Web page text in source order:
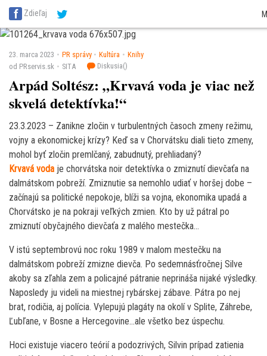
SITA Energetika
SITA Reality
SITA Školstvo
Zdieľaj
23. marca 2023 PR správy Kultúra
Knihy
od PRservis.sk
SITA Diskusia()
Arpád Soltész: „Krvavá voda je viac než
skvelá detektívka!“
23.3.2023 – Zanikne zločin v turbulentných časoch zmeny režimu,
vojny a ekonomickej krízy? Keď sa v Chorvátsku diali tieto zmeny,
mohol byť zločin premlčaný, zabudnutý, prehliadaný?
Krvavá voda je chorvátska noir detektívka o zmiznutí dievčaťa na
dalmátskom pobreží. Zmiznutie sa nemohlo udiať v horšej dobe –
začínajú sa politické nepokoje, blíži sa vojna, ekonomika upadá a
Chorvátsko je na pokraji veľkých zmien. Kto by už pátral po
zmiznutí obyčajného dievčaťa z malého mestečka…
V istú septembrovú noc roku 1989 v malom mestečku na
dalmátskom pobreží zmizne dievča. Po sedemnásťročnej Silve
akoby sa zľahla zem a policajné pátranie neprináša nijaké výsledky.
Naposledy ju videli na miestnej rybárskej zábave. Pátra po nej
brat, rodičia, aj polícia. Vylepujú plagáty na okolí v Splite, Záhrebe,
Ľubľane, v Bosne a Hercegovine…ale všetko bez úspechu.
Hoci existuje viacero teórií a podozrivých, Silvin prípad zatienia